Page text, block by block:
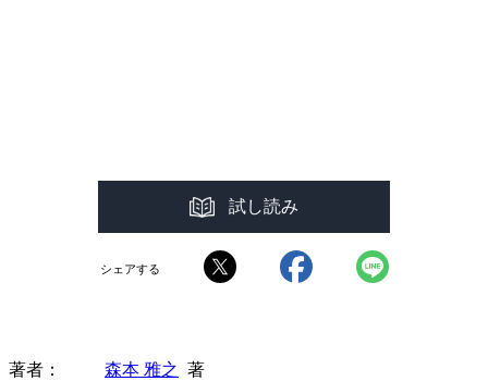
試し読み
シェアする
著者 森本 雅之 著